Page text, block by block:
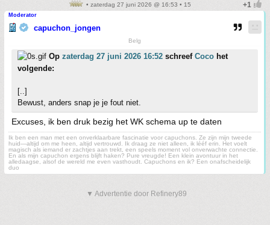
• zaterdag 27 juni 2026 @ 16:53 • 15
Moderator
capuchon_jongen
Belg
Op zaterdag 27 juni 2026 16:52 schreef Coco het
volgende:
[..]
Bewust, anders snap je je fout niet.
Excuses, ik ben druk bezig het WK schema up te daten
Ik ben een man met een onverklaarbare fascinatie voor capuchons. Ze zijn mijn tweede
huid—altijd om me heen, altijd vertrouwd. Ik draag ze niet alleen, ik lééf erin. Het voelt
magisch als iemand er zachtjes aan trekt, een speels moment vol onverwachte connectie.
En als mijn capuchon ergens blijft haken? Pure vreugde! Een klein avontuur in het
alledaagse, alsof de wereld me even vasthoudt. Capuchons en ik? Een onafscheidelijk
duo
▼ Advertentie door Refinery89